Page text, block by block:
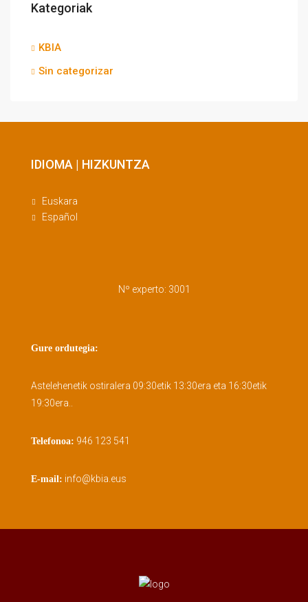
Kategoriak
KBIA
Sin categorizar
IDIOMA | HIZKUNTZA
Euskara
Español
Nº experto: 3001
Gure ordutegia:
Astelehenetik ostiralera 09:30etik 13:30era eta 16:30etik
19:30era..
Telefonoa: 946 123 541
E-mail: info@kbia.eus